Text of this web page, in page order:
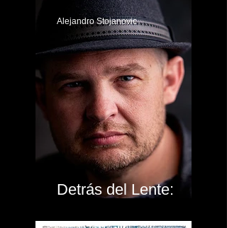
Detrás del Lente:
Alejandro Stojanovic